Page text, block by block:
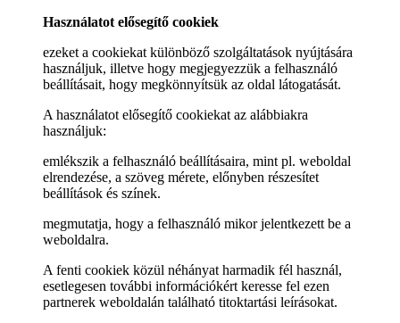
Használatot elősegítő cookiek
ezeket a cookiekat különböző szolgáltatások nyújtására
használjuk, illetve hogy megjegyezzük a felhasználó
beállításait, hogy megkönnyítsük az oldal látogatását.
A használatot elősegítő cookiekat az alábbiakra
használjuk:
emlékszik a felhasználó beállításaira, mint pl. weboldal
elrendezése, a szöveg mérete, előnyben részesítet
beállítások és színek.
megmutatja, hogy a felhasználó mikor jelentkezett be a
weboldalra.
A fenti cookiek közül néhányat harmadik fél használ,
esetlegesen további információkért keresse fel ezen
partnerek weboldalán található titoktartási leírásokat.